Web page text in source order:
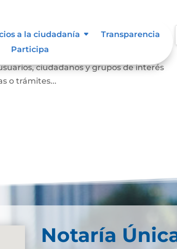
a la ciudadanía
Transparencia
Participa
que busca conocer las opiniones,
ciudadanos y grupos de interés
o trámites...
Notaría